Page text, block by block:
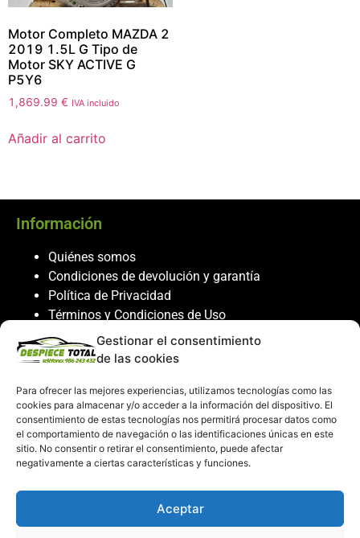
Gestionar el consentimiento
de las cookies
Para ofrecer las mejores experiencias, utilizamos tecnologías como las
cookies para almacenar y/o acceder a la información del dispositivo. El
consentimiento de estas tecnologías nos permitirá procesar datos como
el comportamiento de navegación o las identificaciones únicas en este
sitio. No consentir o retirar el consentimiento, puede afectar
negativamente a ciertas características y funciones.
Aceptar
Motor Completo MAZDA 2
2019 1.5L G Tipo de
Motor SKY ACTIVE G
P5Y6
1,869.99 € IVA incluido
Añadir al carrito
Información
Quiénes somos
Condiciones de devolución y garantía
Política de Privacidad
Términos y Condiciones de Uso
Política de Cookies
Servicio al cliente
Contacto
986 243 432
608 867 074
recambiosdespiecetotal@gmail.com
Mi cuenta
Mi Cuenta